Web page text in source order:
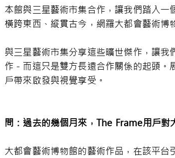
本館與三星藝術市集合作，讓我們踏入
橫跨東西、縱貫古今，網羅大都會藝術
與三星藝術市集分享這些曠世傑作，讓
作－而這只是雙方長遠合作關係的起頭
戶帶來啟發與視覺享受。
問：過去的幾個月來， The Frame用戶對
大都會藝術博物館的藝術作品，在該平